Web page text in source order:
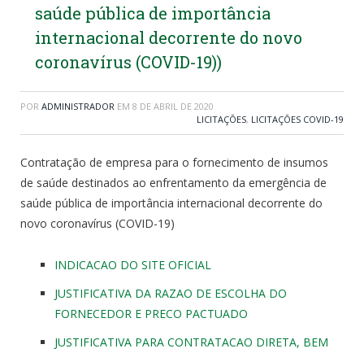
saúde pública de importância
internacional decorrente do novo
coronavírus (COVID-19))
POR ADMINISTRADOR EM 8 DE ABRIL DE 2020
LICITAÇÕES, LICITAÇÕES COVID-19
Contratação de empresa para o fornecimento de insumos
de saúde destinados ao enfrentamento da emergência de
saúde pública de importância internacional decorrente do
novo coronavírus (COVID-19)
INDICACAO DO SITE OFICIAL
JUSTIFICATIVA DA RAZAO DE ESCOLHA DO
FORNECEDOR E PRECO PACTUADO
JUSTIFICATIVA PARA CONTRATACAO DIRETA, BEM